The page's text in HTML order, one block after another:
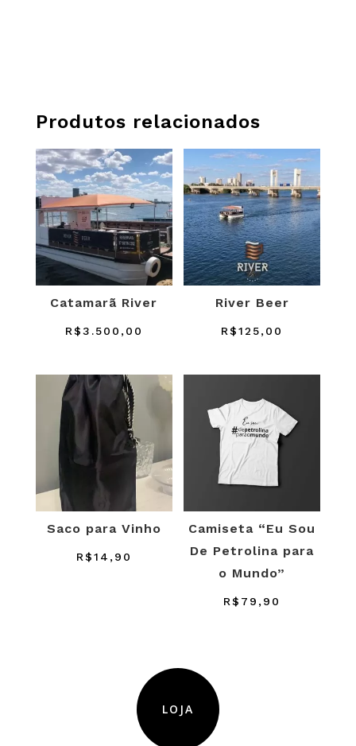
Produtos relacionados
Catamarã River
R$3.500,00
River Beer
R$125,00
Saco para Vinho
R$14,90
Camiseta “Eu Sou
De Petrolina para
o Mundo”
R$ 79,90
LOJA